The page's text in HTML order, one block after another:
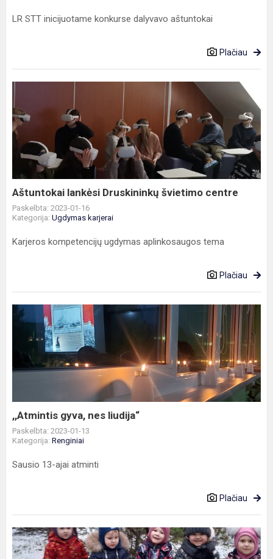
LR STT inicijuotame konkurse dalyvavo aštuntokai
Plačiau
lankėsi
Druskininkų
švietimo
centre
Aštuntokai lankėsi Druskininkų švietimo centre
Paskelbta: 2023-01-16
Kategorija: Ugdymas karjerai
Karjeros kompetencijų ugdymas aplinkosaugos tema
Plačiau
,,Atmintis
gyva,
liudija“
,,Atmintis gyva, nes liudija“
Paskelbta: 2023-01-13
Kategorija: Renginiai
Sausio 13-ajai atminti
Plačiau
Žvėreliai
žiemą